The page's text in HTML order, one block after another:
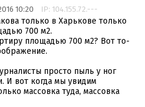
10:20 IP: 104.155.72.---
только в Харькове только
700 м2.
площадью 700 м2? Вот то-
просто пыль у ног
И вот когда мы увидим
массовка туда, массовка